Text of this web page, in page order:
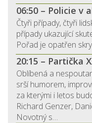
06:50 – Policie v
Čtyři případy, čtyři
případy ukazující
Pořad je opatřen
20:15 – Partička
Oblíbená a
srší humorem,
za kterými i letos
Richard Genzer,
Novotný s…